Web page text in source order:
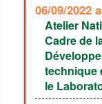
06/09/2022
Atelier
Cadre de
technique
le